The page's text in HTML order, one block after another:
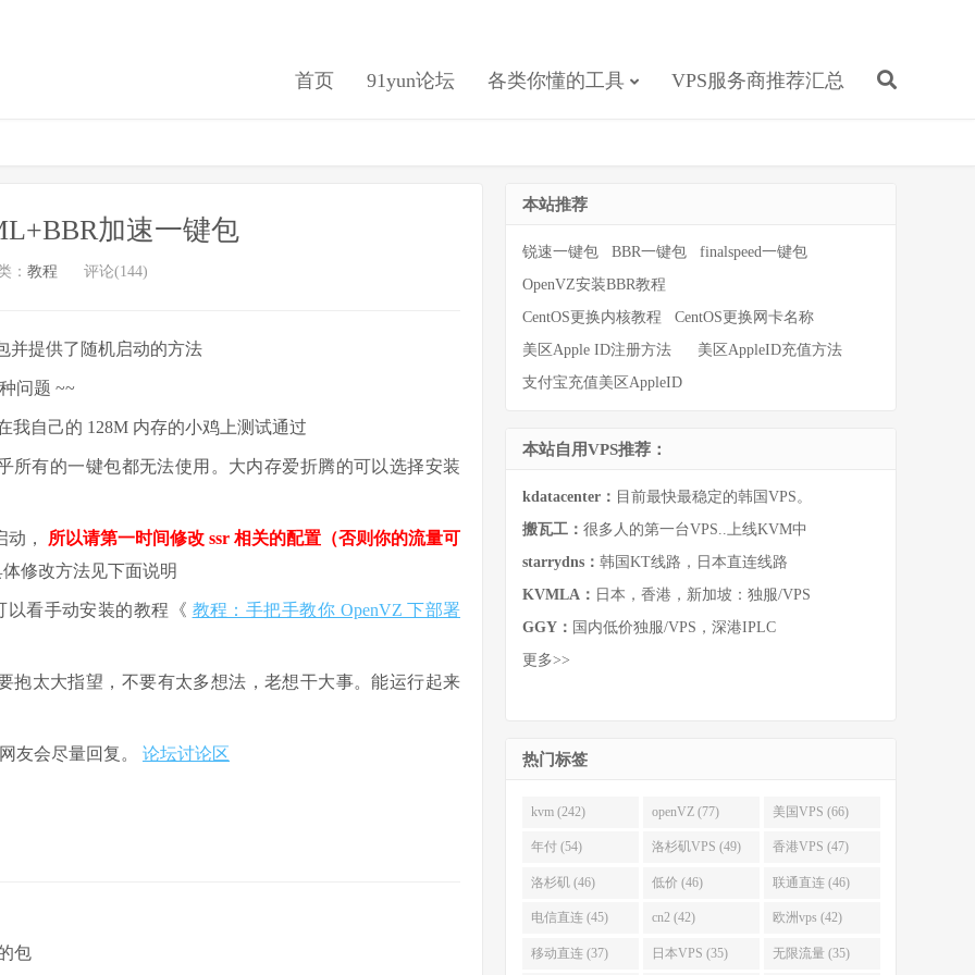
首页 91yun论坛 各类你懂的工具 VPS服务商推荐汇总
加速一键包
： 教程 评论(144)
并提供了随机启动的方法
问题 ~~
我自己的 128M 内存的小鸡上测试通过
所有的一键包都无法使用。大内存爱折腾的可以选择安装
动， 所以请第一时间修改 ssr 相关的配置（否则你的流量可
修改方法见下面说明
以看手动安装的教程《 教程：手把手教你 OpenVZ 下部署
抱太大指望，不要有太多想法，老想干大事。能运行起来
友会尽量回复。 论坛讨论区
包
本站推荐
锐速一键包 BBR一键包
finalspeed一键包
OpenVZ安装BBR教程
CentOS更换内核教程
CentOS更换网卡名称
美区Apple ID注册方法
美区AppleID充值方法
支付宝充值美区AppleID
本站自用VPS推荐：
kdatacenter： 目前最快最稳定的韩国VPS。
搬瓦工： 很多人的第一台VPS..上线KVM中
starrydns： 韩国KT线路，日本直连线路
KVMLA： 日本，香港，新加坡：独服/VPS
GGY： 国内低价独服/VPS，深港IPLC
更多>>
热门标签
kvm (242) openVZ (77) 美国VPS (66)
年付 (54) 洛杉矶VPS (49) 香港VPS (47)
洛杉矶 (46) 低价 (46) 联通直连 (46)
电信直连 (45) cn2 (42) 欧洲vps (42)
移动直连 (37) 日本VPS (35) 无限流量 (35)